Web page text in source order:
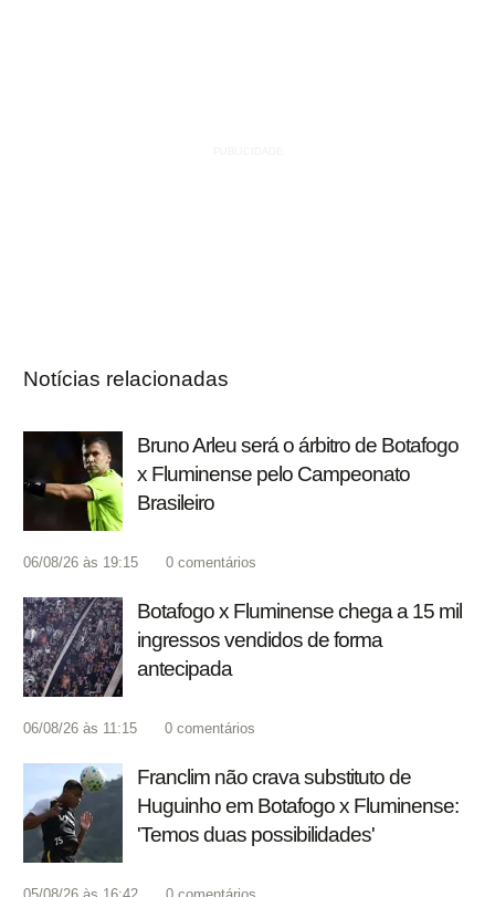
Notícias relacionadas
Bruno Arleu será o árbitro de Botafogo
x Fluminense pelo Campeonato
Brasileiro
06/08/26 às 19:15 0 comentários
Botafogo x Fluminense chega a 15 mil
ingressos vendidos de forma
antecipada
06/08/26 às 11:15 0 comentários
Franclim não crava substituto de
Huguinho em Botafogo x Fluminense:
'Temos duas possibilidades'